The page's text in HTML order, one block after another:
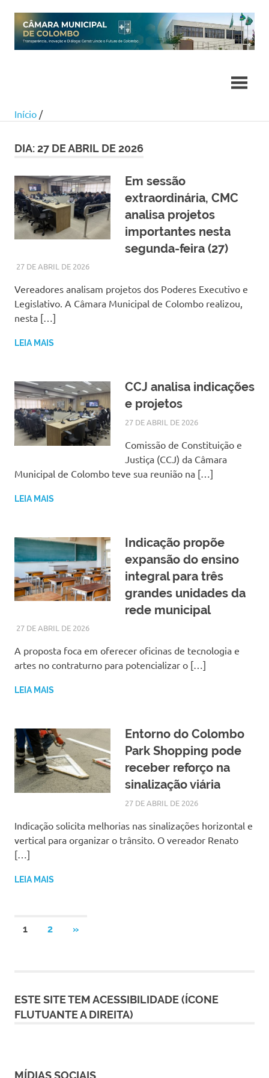
content
Início /
DIA:27 DE ABRIL DE 2026
Em sessão
extraordinária, CMC
analisa projetos
importantes nesta
segunda-feira (27)
27 DE ABRIL DE 2026SILMARA
NOTÍCIAS
Vereadores analisam projetos dos Poderes Executivo e
Legislativo. A Câmara Municipal de Colombo realizou,
nesta […]
LEIA MAIS
CCJ analisa indicações
e projetos
27 DE ABRIL DE 2026
Comissão de Constituição e
Justiça (CCJ) da Câmara
Municipal de Colombo teve sua reunião na […]
LEIA MAIS
Indicação propõe
expansão do ensino
integral para três
grandes unidades da
rede municipal
27 DE ABRIL DE 2026LARISSA TURKO
NOTÍCIAS
A proposta foca em oferecer oficinas de tecnologia e
artes no contraturno para potencializar o […]
LEIA MAIS
Entorno do Colombo
Park Shopping pode
receber reforço na
sinalização viária
27 DE ABRIL DE 2026
Indicação solicita melhorias nas sinalizações horizontal e
vertical para organizar o trânsito. O vereador Renato
[…]
LEIA MAIS
Paginação
1 2
NEXT
»
ESTE SITE TEM ACESSIBILIDADE (ÍCONE
FLUTUANTE A DIREITA)
MÍDIAS SOCIAIS